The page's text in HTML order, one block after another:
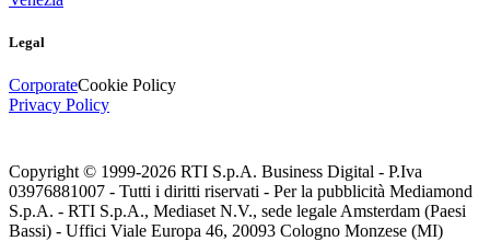
Legal
CorporateCookie Policy
Privacy Policy
Copyright © 1999-2026 RTI S.p.A. Business Digital - P.Iva
03976881007 - Tutti i diritti riservati - Per la pubblicità Mediamond
S.p.A. - RTI S.p.A., Mediaset N.V., sede legale Amsterdam (Paesi
Bassi) - Uffici Viale Europa 46, 20093 Cologno Monzese (MI)